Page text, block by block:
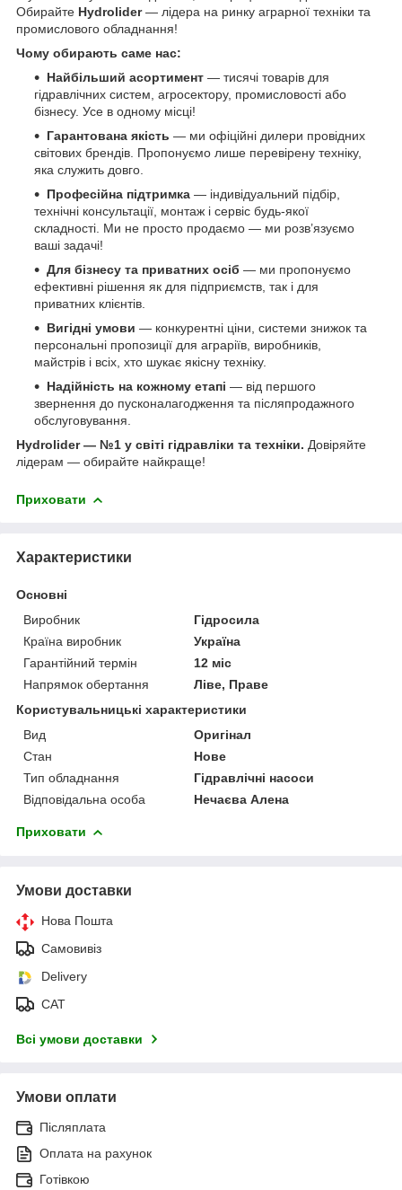
Обирайте Hydrolider— лідера на ринку аграрної техніки та
промислового обладнання!
Чому обирають саме нас:
Найбільший асортимент — тисячі товарів для
гідравлічних систем, агросектору, промисловості або
бізнесу. Усе в одному місці!
Гарантована якість — ми офіційні дилери провідних
світових брендів. Пропонуємо лише перевірену техніку,
яка служить довго.
Професійна підтримка — індивідуальний підбір,
технічні консультації, монтаж і сервіс будь-якої
складності. Ми не просто продаємо — ми розв’язуємо
ваші задачі!
Для бізнесу та приватних осіб — ми пропонуємо
ефективні рішення як для підприємств, так і для
приватних клієнтів.
Вигідні умови — конкурентні ціни, системи знижок та
персональні пропозиції для аграріїв, виробників,
майстрів і всіх, хто шукає якісну техніку.
Надійність на кожному етапі — від першого
звернення до пусконалагодження та післяпродажного
обслуговування.
Hydrolider — №1 у світі гідравліки та техніки. Довіряйте
лідерам — обирайте найкраще!
Приховати
Характеристики
Основні
Виробник
Гідросила
Країна виробник
Україна
Гарантійний термін
12 міс
Напрямок обертання
Ліве, Праве
Користувальницькі характеристики
Вид
Оригінал
Стан
Нове
Тип обладнання
Гідравлічні насоси
Відповідальна особа
Нечаєва Алена
Приховати
Умови доставки
Нова Пошта
Самовивіз
Delivery
САТ
Всі умови доставки
Умови оплати
Післяплата
Оплата на рахунок
Готівкою